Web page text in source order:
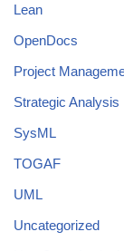
Lean
OpenDocs
Project
Strategic Analysis
SysML
TOGAF
UML
Uncategorized